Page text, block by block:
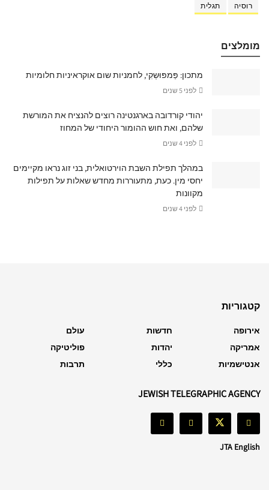
רוסיה תגלית
מומלצים
מתכון: פַּמפּוּשְקִי, לחמניות שום אוקראיניות חלומיות
לפני 5 שנים
יהודי קורדובה בארגנטינה רוצים להנציח את המורשת
שלהם, ואת חוש ההומור היחודי של המחוז
לפני 4 שנים
במהלך תפילת השבת הוירטואלית, בני זוג נראו מקיימים
יחסי מין. כעת, מתעוררות מחדש שאלות על תפילות
מקוונות
לפני 4 שנים
קטגוריות
אירופה
אמריקה
אנטישמיות
חדשות
יהדות
כללי
עולם
פוליטיקה
תרבות
JEWISH TELEGRAPHIC AGENCY
JTA English